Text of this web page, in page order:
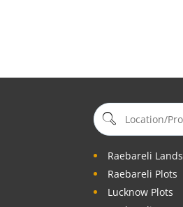
Raebareli Lands
Raebareli Plots
Lucknow Plots